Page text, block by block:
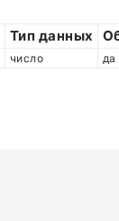
Тип данных
число да